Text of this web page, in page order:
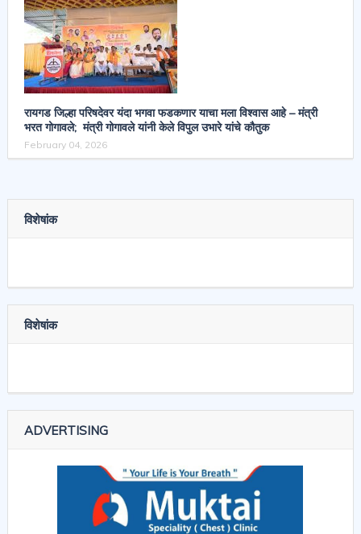
रायगड जिल्हा परिषदेवर यंदा भगवा फडकणार याचा मला विश्वास आहे – मंत्री
भरत गोगावले; मंत्री गोगावले यांनी केले विपुल उभारे यांचे कौतुक
February 04, 2026
विशेषांक
विशेषांक
ADVERTISING